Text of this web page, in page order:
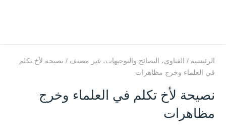
الرئيسية / الفتاوى، النصائح والتوجيهات، غير مصنف / نصيحة لأخ تكلم
في العلماء وخرج مظاهرات
نصيحة لأخ تكلم في العلماء وخرج
مظاهرات